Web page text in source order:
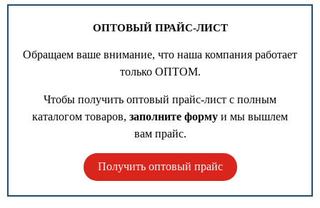
ОПТОВЫЙ ПРАЙС-ЛИСТ
Обращаем ваше внимание, что наша компания работает
только ОПТОМ.
Чтобы получить оптовый прайс-лист с полным
каталогом товаров, заполните форму и мы вышлем
вам прайс.
Получить оптовый прайс